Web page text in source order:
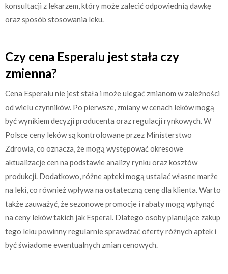
konsultacji z lekarzem, który może zalecić odpowiednią dawkę
oraz sposób stosowania leku.
Czy cena Esperalu jest stała czy
zmienna?
Cena Esperalu nie jest stała i może ulegać zmianom w zależności
od wielu czynników. Po pierwsze, zmiany w cenach leków mogą
być wynikiem decyzji producenta oraz regulacji rynkowych. W
Polsce ceny leków są kontrolowane przez Ministerstwo
Zdrowia, co oznacza, że mogą występować okresowe
aktualizacje cen na podstawie analizy rynku oraz kosztów
produkcji. Dodatkowo, różne apteki mogą ustalać własne marże
na leki, co również wpływa na ostateczną cenę dla klienta. Warto
także zauważyć, że sezonowe promocje i rabaty mogą wpłynąć
na ceny leków takich jak Esperal. Dlatego osoby planujące zakup
tego leku powinny regularnie sprawdzać oferty różnych aptek i
być świadome ewentualnych zmian cenowych.